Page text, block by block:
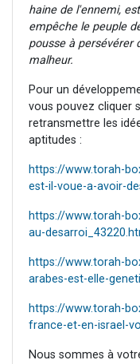
haine de l'ennemi,
empêche le peuple
pousse à persévérer
malheur.
Pour un
vous pouvez cliquer
retransmettre les
aptitudes :
https://www.torah-
est-il-voue-a-avoir-
https://www.torah-
au-
https://www.torah-
arabes-est-elle-
https://www.torah-
france-et-en-israel-
Nous sommes à